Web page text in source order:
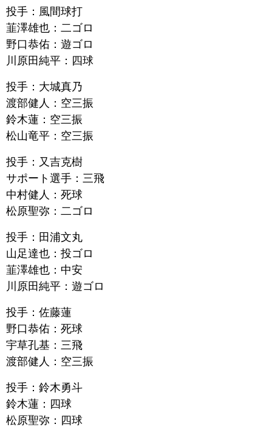
投手：風間球打
韮澤雄也：二ゴロ
野口恭佑：遊ゴロ
川原田純平：四球
投手：大城真乃
渡部健人：空三振
鈴木蓮：空三振
松山竜平：空三振
投手：又吉克樹
サポート選手：三飛
中村健人：死球
松原聖弥：二ゴロ
投手：田浦文丸
山足達也：投ゴロ
韮澤雄也：中安
川原田純平：遊ゴロ
投手：佐藤蓮
野口恭佑：死球
宇草孔基：三飛
渡部健人：空三振
投手：鈴木勇斗
鈴木蓮：四球
松原聖弥：四球